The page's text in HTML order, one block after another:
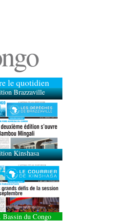
le quotidien
Brazzaville
Kinshasa
Bassin du Congo